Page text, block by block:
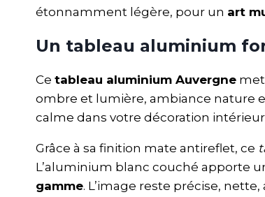
étonnamment légère, pour un art
Un tableau aluminium
Ce tableau aluminium Auvergne
ombre et lumière, ambiance nature
calme dans votre décoration
Grâce à sa finition mate antireflet, ce
L’aluminium blanc couché apporte
gamme. L’image reste précise,